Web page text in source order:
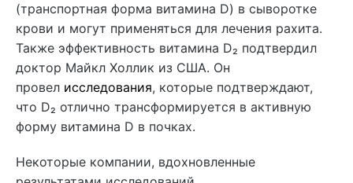
(транспортная форма витамина D) в сыворотке
крови и могут применяться для лечения рахита.
Также эффективность витамина D₂ подтвердил
доктор Майкл Холлик из США. Он
провел исследования, которые подтверждают,
что D₂ отлично трансформируется в активную
форму витамина D в почках.
Некоторые компании, вдохновленные